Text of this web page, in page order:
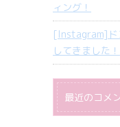
ィング！
[Instagram]ド
してきました！
最近のコメ